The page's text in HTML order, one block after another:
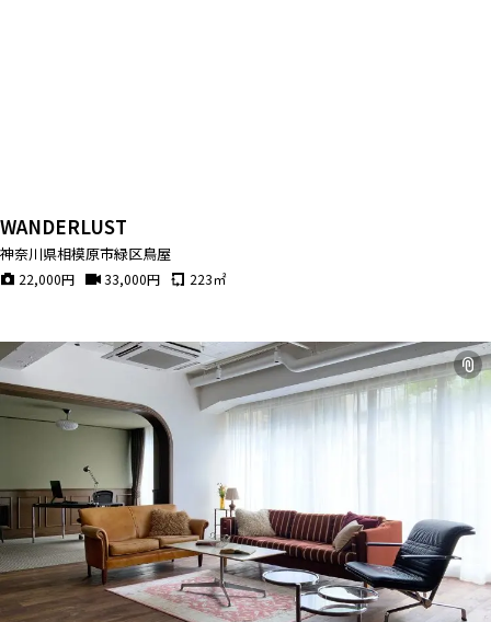
WANDERLUST
神奈川県相模原市緑区鳥屋
22,000円 33,000円 223㎡